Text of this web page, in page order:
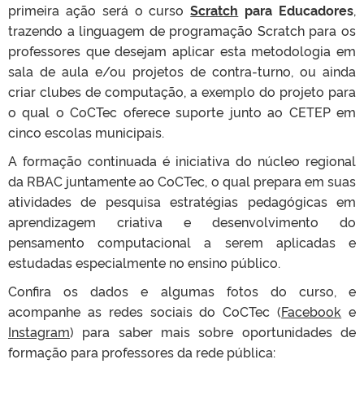
primeira ação será o cursoScratch para Educadores,
trazendo a linguagem de programação Scratch para os
professores que desejam aplicar esta metodologia em
sala de aula e/ou projetos de contra-turno, ou ainda
criar clubes de computação, a exemplo do projeto para
o qual o CoCTec oferece suporte junto ao CETEP em
cinco escolas municipais.
A formação continuada é iniciativa do núcleo regional
da RBAC juntamente ao CoCTec, o qual prepara em suas
atividades de pesquisa estratégias pedagógicas em
aprendizagem criativa e desenvolvimento do
pensamento computacional a serem aplicadas e
estudadas especialmente no ensino público.
Confira os dados e algumas fotos do curso, e
acompanhe as redes sociais do CoCTec (Facebook e
Instagram) para saber mais sobre oportunidades de
formação para professores da rede pública: